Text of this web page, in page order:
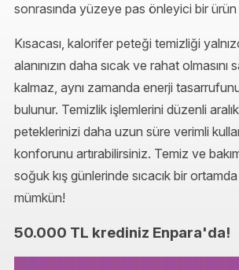
sonrasında yüzeye pas önleyici bir
Kısacası, kalorifer peteği temizliği
alanınızın daha sıcak ve rahat olmasını
kalmaz, aynı zamanda enerji
bulunur. Temizlik işlemlerini düzenli
peteklerinizi daha uzun süre verimli
konforunu artırabilirsiniz. Temiz ve
soğuk kış günlerinde sıcacık bir
mümkün!
50.000 TL krediniz Enpara'da!